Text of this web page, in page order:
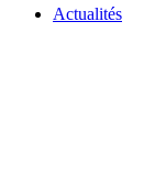
Actualités